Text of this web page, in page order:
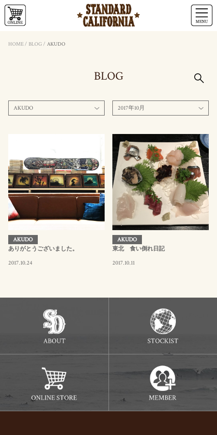
HOME/ BLOG / AKUDO
BLOG
AKUDO 2017年10月
AKUDO
ありがとうございました。
2017.10.24
AKUDO
東北 食い倒れ日記
2017.10.11